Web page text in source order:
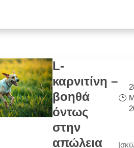
L-
καρνιτίνη –
βοηθά
όντως
στην
απώλεια
|